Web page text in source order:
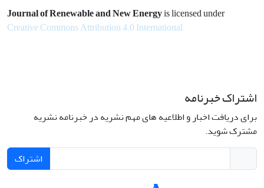
Journal of Renewable and New Energyis licensed under
Creative Commons Attribution 4.0 International
اشتراک خبرنامه
برای دریافت اخبار و اطلاعیه های مهم نشریه در خبرنامه نشریه
مشترک شوید.
اشتراک